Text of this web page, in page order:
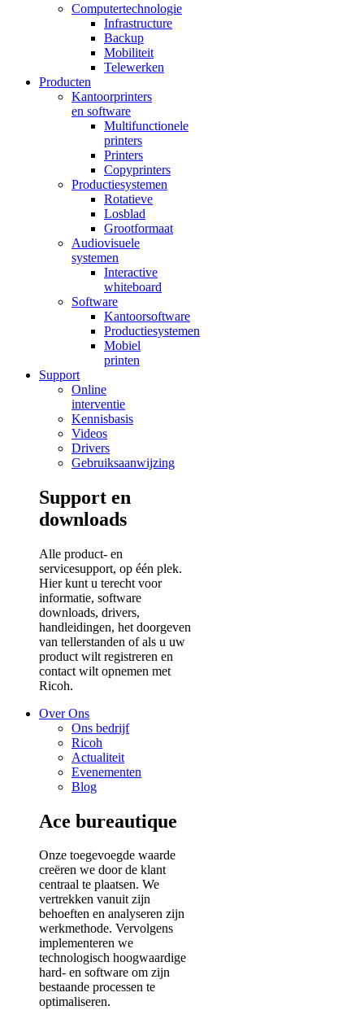
Computertechnologie
Infrastructure
Backup
Mobiliteit
Telewerken
Producten
Kantoorprinters
en software
Multifunctionele
printers
Printers
Copyprinters
Productiesystemen
Rotatieve
Losblad
Grootformaat
Audiovisuele
systemen
Interactive
whiteboard
Software
Kantoorsoftware
Productiesystemen
Mobiel
printen
Support
Online
interventie
Kennisbasis
Videos
Drivers
Gebruiksaanwijzing
Support en
downloads
Alle product- en
servicesupport, op één plek.
Hier kunt u terecht voor
informatie, software
downloads, drivers,
handleidingen, het doorgeven
van tellerstanden of als u uw
product wilt registreren en
contact wilt opnemen met
Ricoh.
Over Ons
Ons bedrijf
Ricoh
Actualiteit
Evenementen
Blog
Ace bureautique
Onze toegevoegde waarde
creëren we door de klant
centraal te plaatsen. We
vertrekken vanuit zijn
behoeften en analyseren zijn
werkmethode. Vervolgens
implementeren we
technologisch hoogwaardige
hard- en software om zijn
bestaande processen te
optimaliseren.